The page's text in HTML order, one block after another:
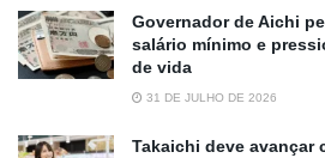
Governador de Aichi
salário mínimo e
de vida
31 DE JULHO DE 2026
Takaichi deve avançar